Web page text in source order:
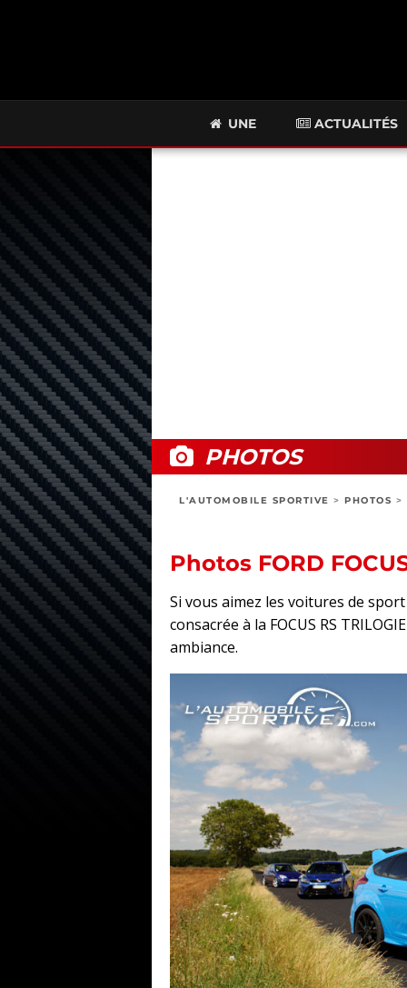
UNE ACTUALITÉS
PHOTOS
L'AUTOMOBILE SPORTIVE > PHOTOS >
Photos FORD
Si vous aimez les voitures de
consacrée à la FOCUS RS
ambiance.